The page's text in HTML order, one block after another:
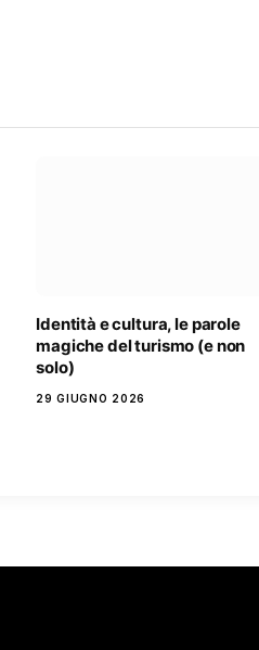
Identità e cultura, le parole
magiche del turismo (e non
solo)
29 GIUGNO 2026